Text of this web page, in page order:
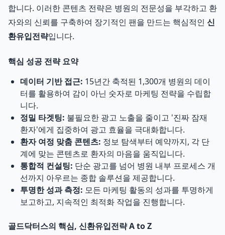
합니다. 이러한 콘텐츠 전략은 병원의 전문성을 부각하고 환
자와의 신뢰를 구축하여 장기적인 팬을 만드는 핵심적인 신
환유입전략입니다.
핵심 성공 전략 요약
데이터 기반 접근: 15년간 축적된 1,300개 병원의 데이
터를 활용하여 감이 아닌 숫자로 마케팅 전략을 수립합
니다.
정밀 타겟팅: 불필요한 광고 노출을 줄이고 '진짜 잠재
환자'에게 집중하여 광고 효율을 극대화합니다.
환자 여정 맞춤 콘텐츠: 정보 탐색부터 예약까지, 각 단
계에 맞는 콘텐츠로 환자의 마음을 움직입니다.
통합적 컨설팅: 단순 광고를 넘어 병원 내부 프로세스 개
선까지 아우르는 종합 솔루션을 제공합니다.
투명한 성과 측정: 모든 마케팅 활동의 성과를 투명하게
보고하고, 지속적인 최적화 작업을 진행합니다.
골드닥터스의 핵심, 신환유입전략 A to Z